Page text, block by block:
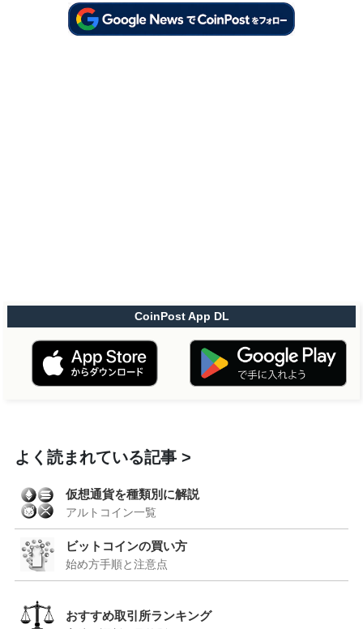
CoinPost App DL
よく読まれている記事
仮想通貨を種類別に解説
アルトコイン一覧
ビットコインの買い方
始め方手順と注意点
おすすめ取引所ランキング